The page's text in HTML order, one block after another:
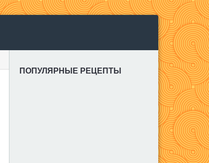
ПОПУЛЯРНЫЕ РЕЦЕПТЫ